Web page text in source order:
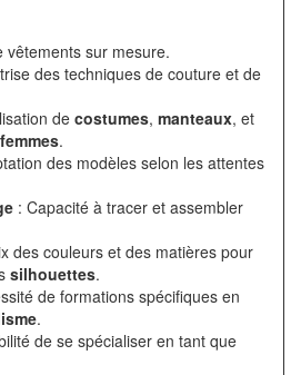
vêtements sur mesure.
des techniques de couture et de
de costumes, manteaux, et
.
des modèles selon les attentes
: Capacité à tracer et assembler
des couleurs et des matières pour
silhouettes.
de formations spécifiques en
.
de se spécialiser en tant que